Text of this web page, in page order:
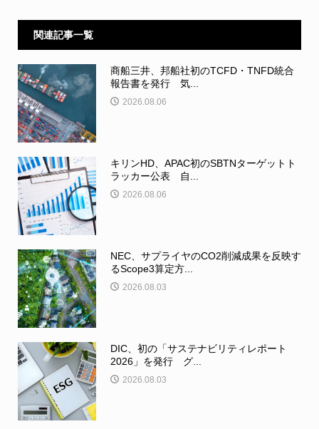
関連記事一覧
商船三井、邦船社初のTCFD・TNFD統合
報告書を発行 気...
2026.08.06
キリンHD、APAC初のSBTNターゲットト
ラッカー公表 自...
2026.08.06
NEC、サプライヤのCO2削減成果を反映す
るScope3算定方...
2026.08.03
DIC、初の「サステナビリティレポート
2026」を発行 グ...
2026.08.03